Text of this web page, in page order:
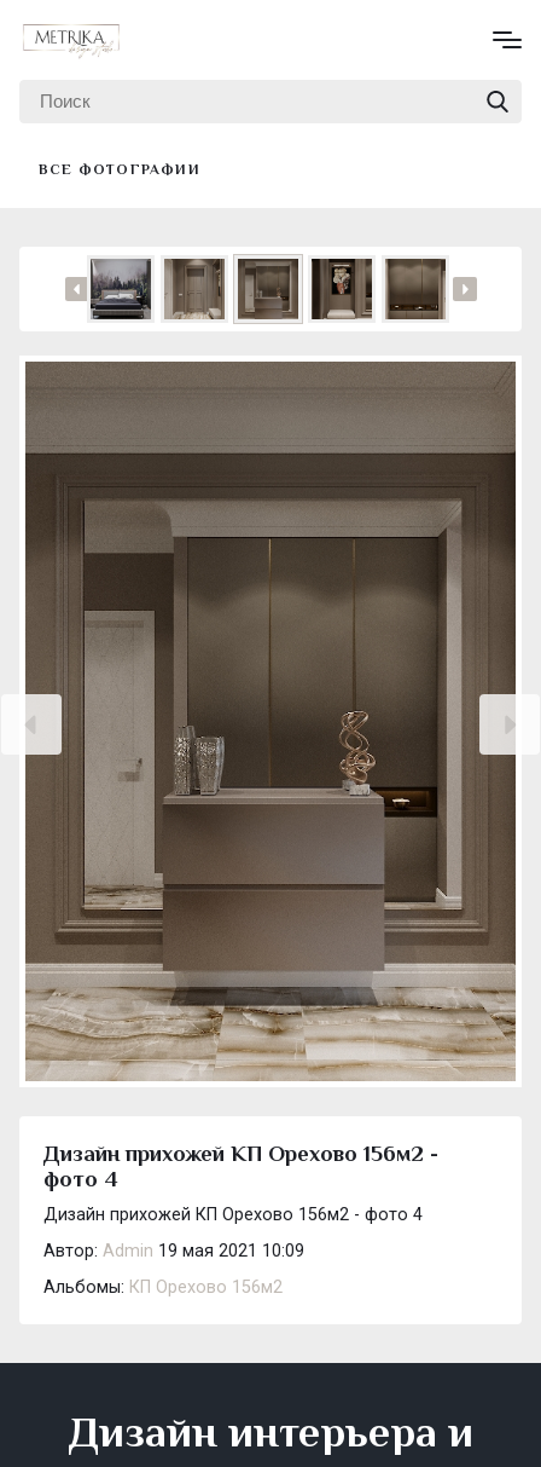
ВСЕ ФОТОГРАФИИ
Дизайн прихожей КП Орехово 156м2 -
фото 4
Дизайн прихожей КП Орехово 156м2 - фото 4
Автор: Admin 19 мая 2021 10:09
Альбомы: КП Орехово 156м2
Дизайн интерьера и